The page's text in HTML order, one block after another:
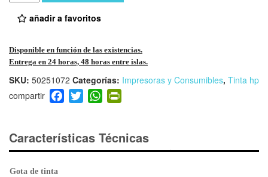
añadir a favoritos
Disponible en función de las existencias.
Entrega en 24 horas, 48 horas entre islas.
SKU: 50251072 Categorías: Impresoras y Consumibles, Tinta hp
F
a
e
b
T
wi
er
W
h
s
A
ri
e
Características Técnicas
Gota de tinta